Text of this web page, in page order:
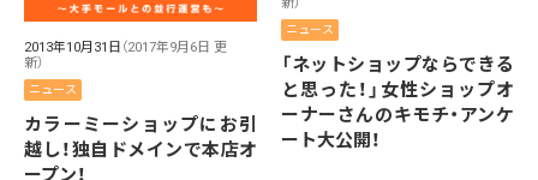
2013年10月31日 （2017年9月6日 更
新）
ニュース
カラーミーショップにお引
越し！独自ドメインで本店オ
ープン！
ニュース
「ネットショップならできる
と思った！」女性ショップオ
ーナーさんのキモチ・アンケ
ート大公開！